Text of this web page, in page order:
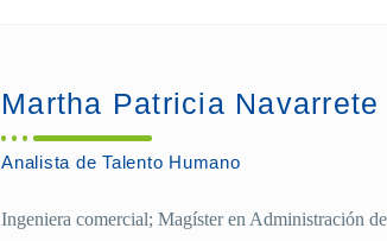
Martha Patricia
Analista de Talento Humano
Ingeniera comercial; Magíster en Administración